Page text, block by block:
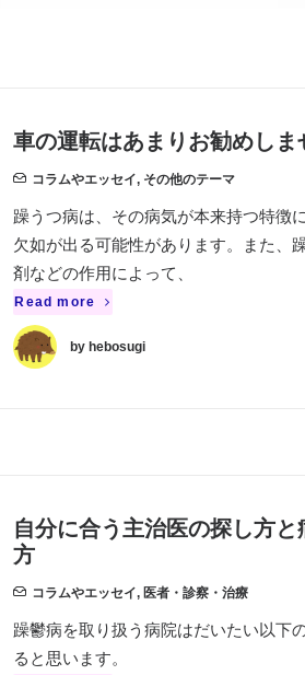
車の運転はあまりお勧めしま
コラムやエッセイ, その他のテーマ
躁うつ病は、その病気が本来持つ特徴
欠如が出る可能性があります。また、
剤などの作用によって、
Read more
by hebosugi
自分に合う主治医の探し方と
方
コラムやエッセイ, 医者・診察・治療
躁鬱病を取り扱う病院はだいたい以下
ると思います。